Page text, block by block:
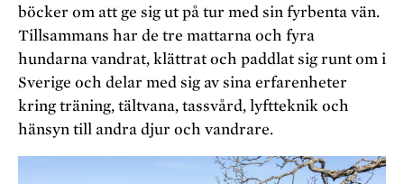
böcker om att ge sig ut på tur med sin fyrbenta vän.
Tillsammans har de tre mattarna och fyra
hundarna vandrat, klättrat och paddlat sig runt om i
Sverige och delar med sig av sina erfarenheter
kring träning, tältvana, tassvård, lyftteknik och
hänsyn till andra djur och vandrare.